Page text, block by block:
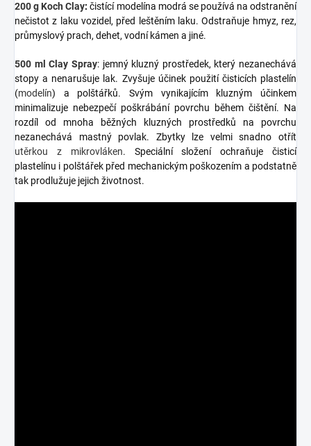
200 g Koch Clay:čistící modelína modrá se používá na odstranění
nečistot z laku vozidel, před leštěním laku. Odstraňuje hmyz, rez,
průmyslový prach, dehet, vodní kámen a jiné.
500 ml Clay Spray: jemný kluzný prostředek, který nezanechává
stopy a nenarušuje lak. Zvyšuje účinek použití čisticích plastelín
(modelín) a polštářků. Svým vynikajícím kluzným účinkem
minimalizuje nebezpečí poškrábání povrchu během čištění. Na
rozdíl od mnoha běžných kluzných prostředků na povrchu
nezanechává mastný povlak. Zbytky lze velmi snadno otřít
utěrkou z mikrovláken. Speciální složení ochraňuje čisticí
plastelínu i polštářek před mechanickým poškozením a podstatně
tak prodlužuje jejich životnost.